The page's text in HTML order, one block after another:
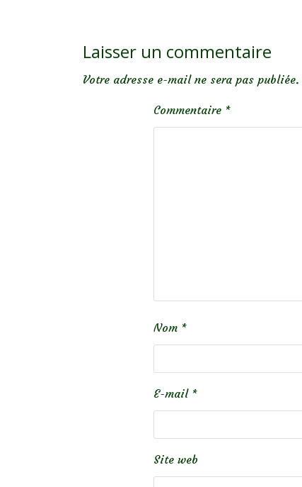
Laisser un commentaire
Votre adresse e-mail ne sera pas publiée.
Commentaire *
Nom *
E-mail *
Site web